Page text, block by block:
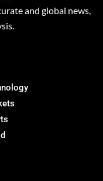
and global news,